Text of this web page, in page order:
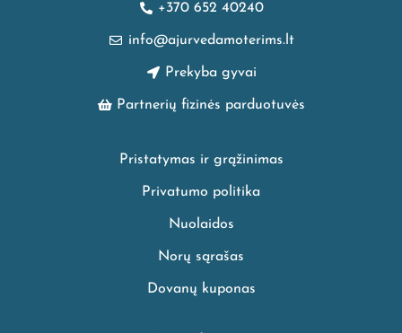
+370 652 40240
info@ajurvedamoterims.lt
Prekyba gyvai
Partnerių fizinės parduotuvės
Pristatymas ir grąžinimas
Privatumo politika
Nuolaidos
Norų sąrašas
Dovanų kuponas